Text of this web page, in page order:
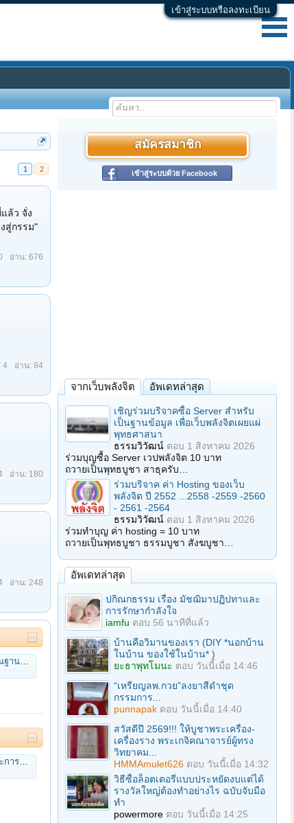
เข้าสู่ระบบหรือลงทะเบียน
1 2
อ่าน: 255
อ่าน: 1,703
อ่าน: 252
อ่าน: 438
ธศาสนา
ลังใจ
สมัครสมาชิก
เข้าสู่ระบบด้วย Facebook
จากเว็บพลังจิต อัพเดทล่าสุด
เชิญร่วมบริจาคซื้อ Server สำหรับ
เป็นฐานข้อมูล เพื่อเว็บพลังจิตเผยแผ่
พุทธศาสนา
ธรรมวิวัฒน์ ตอบ 1 สิงหาคม 2026
ร่วมบุญซื้อ Server เวปพลังจิต 10 บาท
ถวายเป็นพุทธบูชา สาธุครับ…
ร่วมบริจาค ค่า Hosting ของเว็บ
พลังจิต ปี 2552 ...2558 -2559 -2560
- 2561 -2564
ธรรมวิวัฒน์ ตอบ 1 สิงหาคม 2026
ร่วมทำบุญ ค่า hosting = 10 บาท
ถวายเป็นพุทธบูชา ธรรมบูชา สังฆบูชา…
อัพเดทล่าสุด
ปกิณกธรรม เรื่อง มัชฌิมาปฏิปทาและ
การรักษากำลังใจ
iamfu ตอบ 56 นาทีที่แล้ว
บ้านคือวิมานของเรา (DIY *นอกบ้าน
ในบ้าน ของใช้ในบ้าน* )
ยะธาพุทโมนะ ตอบ วันนี้เมื่อ 14:46
“เหรียญลพ.กวย”ลงยาสีดำชุด
กรรมการ...
punnapak ตอบ วันนี้เมื่อ 14:40
สวัสดีปี 2569!!! ให้บูชาพระเครื่อง-
เครื่องราง พระเกจิคณาจารย์ผู้ทรง
วิทยาคม...
HMMAmulet626 ตอบ วันนี้เมื่อ 14:32
วิธีซื้อล็อตเตอรี่แบบประหยัดงบแต่ได้
รางวัลใหญ่ต้องทำอย่างไร ฉบับจับมือ
ทำ
powermore ตอบ วันนี้เมื่อ 14:25